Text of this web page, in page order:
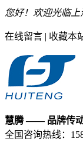
您好！欢迎光临上
在线留言 | 收藏本
慧腾—— 品牌传动
全国咨询热线：